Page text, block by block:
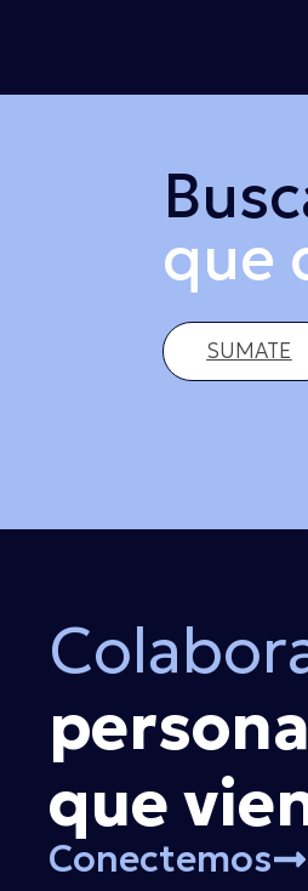
que
SUMATE
que
Conectemos